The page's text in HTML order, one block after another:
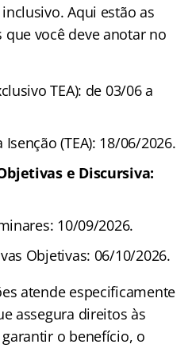
Aqui estão as
você deve anotar no
TEA): de 03/06 a
(TEA): 18/06/2026.
e Discursiva:
10/09/2026.
Objetivas: 06/10/2026.
atende especificamente
assegura direitos às
garantir o benefício, o